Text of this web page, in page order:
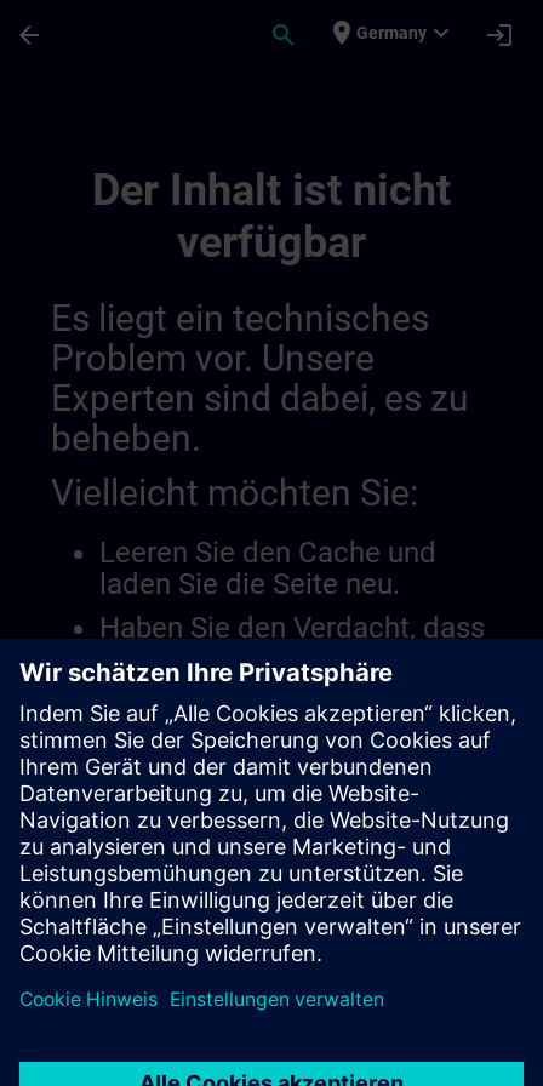
arrow_back search place Germany expand_more login
Der Inhalt ist nicht
verfügbar
Es liegt ein technisches
Problem vor. Unsere
Experten sind dabei, es zu
beheben.
Vielleicht möchten Sie:
Leeren Sie den Cache und
laden Sie die Seite neu.
Haben Sie den Verdacht, dass
es ein Problem mit der
Website gibt?
Das Problem berichten